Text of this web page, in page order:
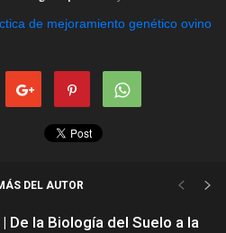
DEL AUTOR
De la Biología del Suelo a la